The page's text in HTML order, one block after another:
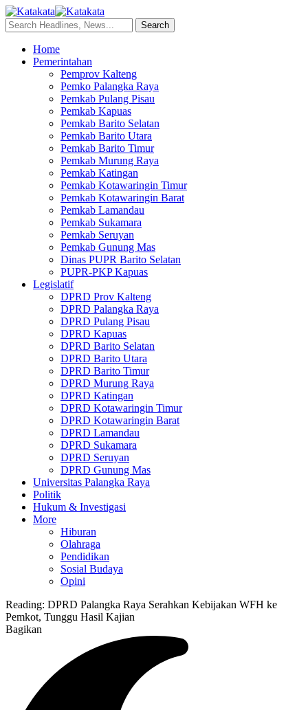
Home
Pemerintahan
Pemprov Kalteng
Pemko Palangka Raya
Pemkab Pulang Pisau
Pemkab Kapuas
Pemkab Barito Selatan
Pemkab Barito Utara
Pemkab Barito Timur
Pemkab Murung Raya
Pemkab Katingan
Pemkab Kotawaringin Timur
Pemkab Kotawaringin Barat
Pemkab Lamandau
Pemkab Sukamara
Pemkab Seruyan
Pemkab Gunung Mas
Dinas PUPR Barito Selatan
PUPR-PKP Kapuas
Legislatif
DPRD Prov Kalteng
DPRD Palangka Raya
DPRD Pulang Pisau
DPRD Kapuas
DPRD Barito Selatan
DPRD Barito Utara
DPRD Barito Timur
DPRD Murung Raya
DPRD Katingan
DPRD Kotawaringin Timur
DPRD Kotawaringin Barat
DPRD Lamandau
DPRD Sukamara
DPRD Seruyan
DPRD Gunung Mas
Universitas Palangka Raya
Politik
Hukum & Investigasi
More
Hiburan
Olahraga
Pendidikan
Sosial Budaya
Opini
Reading: DPRD Palangka Raya Serahkan Kebijakan WFH ke
Pemkot, Tunggu Hasil Kajian
Bagikan